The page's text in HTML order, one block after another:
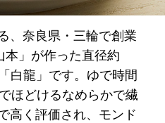
、奈良県・三輪で創業
本」が作った直径約
白龍」です。ゆで時間
ほどけるなめらかで繊
高く評価され、モンド